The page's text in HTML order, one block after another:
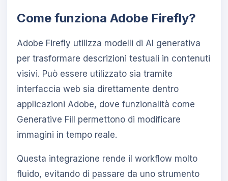
Come funziona Adobe Firefly?
Adobe Firefly utilizza modelli di AI generativa
per trasformare descrizioni testuali in contenuti
visivi. Può essere utilizzato sia tramite
interfaccia web sia direttamente dentro
applicazioni Adobe, dove funzionalità come
Generative Fill permettono di modificare
immagini in tempo reale.
Questa integrazione rende il workflow molto
fluido, evitando di passare da uno strumento